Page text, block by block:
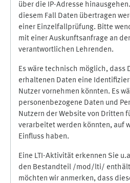
über die IP-Adresse
diesem Fall Daten übertragen
einer Einzelfallprüfung. Bitte
mit einer Auskunftsanfrage an
verantwortlichen Lehrenden.
Es wäre technisch möglich, dass
erhaltenen Daten eine
Nutzer vornehmen könnten. Es
personenbezogene Daten und
Nutzern der Website von Dritten
verarbeitet werden könnten, auf
Einfluss haben.
Eine LTI-Aktivität erkennen Sie
den Bestandteil /mod/lti/
möchten wir anmerken, dass